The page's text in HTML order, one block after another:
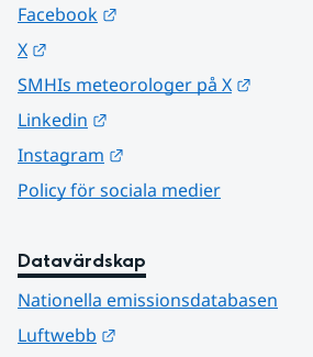
Facebook
X
SMHIs meteorologer på X
Linkedin
Instagram
Policy för sociala medier
Datavärdskap
Nationella emissionsdatabasen
Luftwebb